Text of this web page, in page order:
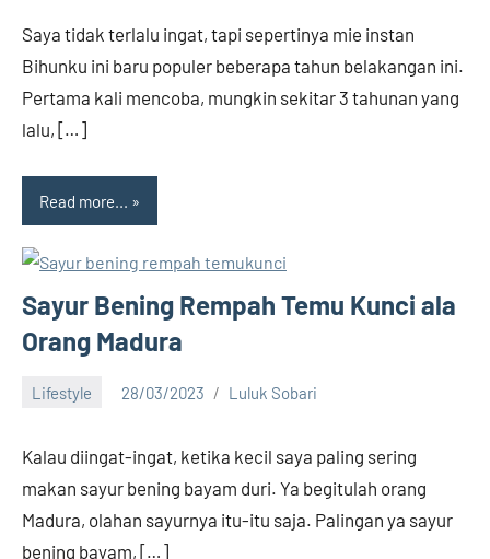
Saya tidak terlalu ingat, tapi sepertinya mie instan
Bihunku ini baru populer beberapa tahun belakangan ini.
Pertama kali mencoba, mungkin sekitar 3 tahunan yang
lalu, […]
Read more...
Sayur Bening Rempah Temu Kunci ala
Orang Madura
Lifestyle 28/03/2023 Luluk Sobari
Kalau diingat-ingat, ketika kecil saya paling sering
makan sayur bening bayam duri. Ya begitulah orang
Madura, olahan sayurnya itu-itu saja. Palingan ya sayur
bening bayam, […]